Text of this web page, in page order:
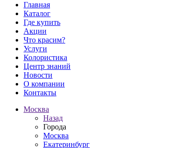
Главная
Каталог
Где купить
Акции
Что красим?
Услуги
Колористика
Центр знаний
Новости
О компании
Контакты
Москва
Назад
Города
Москва
Екатеринбург